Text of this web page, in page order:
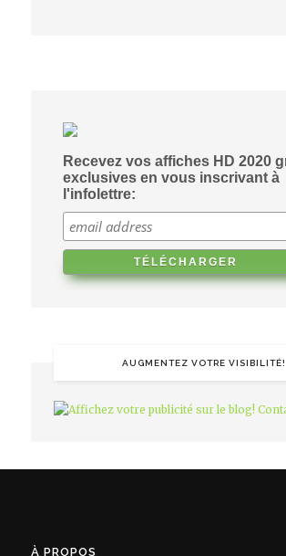
Recevez vos affiches HD 2020
exclusives en vous inscrivant à
l'infolettre:
AUGMENTEZ VOTRE VISIBILITÉ!
À PROPOS